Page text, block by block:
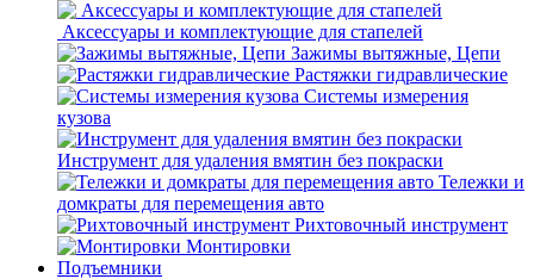
Аксессуары и комплектующие для стапелей
Зажимы вытяжные, Цепи
Растяжки гидравлические
Системы измерения
кузова
Инструмент для удаления вмятин без покраски
Тележки и
домкраты для перемещения авто
Рихтовочный инструмент
Монтировки
Подъемники